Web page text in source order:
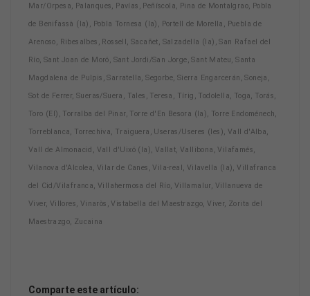
Mar/Orpesa, Palanques, Pavías, Peñíscola, Pina de Montalgrao, Pobla
de Benifassà (la), Pobla Tornesa (la), Portell de Morella, Puebla de
Arenoso, Ribesalbes, Rossell, Sacañet, Salzadella (la), San Rafael del
Río, Sant Joan de Moró, Sant Jordi/San Jorge, Sant Mateu, Santa
Magdalena de Pulpis, Sarratella, Segorbe, Sierra Engarcerán, Soneja,
Sot de Ferrer, Sueras/Suera, Tales, Teresa, Tírig, Todolella, Toga, Torás,
Toro (El), Torralba del Pinar, Torre d'En Besora (la), Torre Endoménech,
Torreblanca, Torrechiva, Traiguera, Useras/Useres (les), Vall d'Alba,
Vall de Almonacid, Vall d'Uixó (la), Vallat, Vallibona, Vilafamés,
Vilanova d'Alcolea, Vilar de Canes, Vila-real, Vilavella (la), Villafranca
del Cid/Vilafranca, Villahermosa del Río, Villamalur, Villanueva de
Viver, Villores, Vinaròs, Vistabella del Maestrazgo, Viver, Zorita del
Maestrazgo, Zucaina
Comparte este artículo: